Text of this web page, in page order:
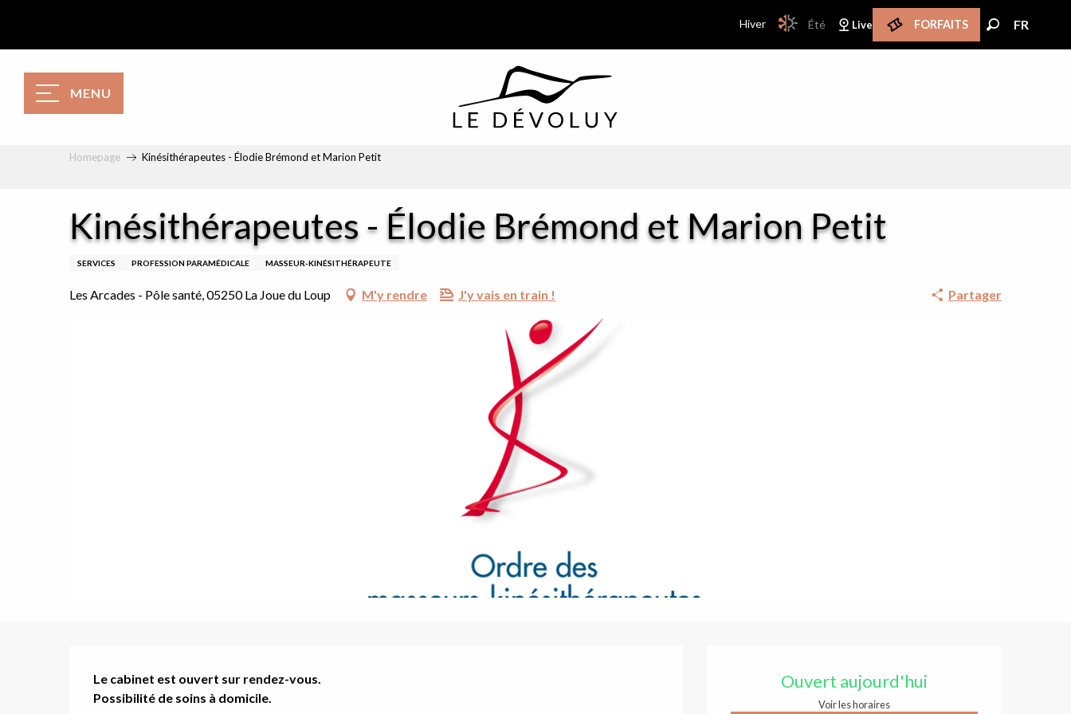
contenu
PAGE D’ACCUEIL ACTUELLE HIVER : PASSER EN MODE ÉTÉ
Hiver PAGE D’ACCUEIL ACTUELLE HIVER : PASSER EN
Été
FR
Live FORFAITS FR
MENU
Homepage Kinésithérapeutes - Élodie Brémond et Marion Petit
Kinésithérapeutes - Élodie Brémond et Marion Petit
SERVICES PROFESSION PARAMÉDICALE MASSEUR-KINÉSITHÉRAPEUTE
Les Arcades - Pôle santé, 05250 La Joue du Loup M'y rendre J'y vais en train ! Partager
Ouverture et coordonnées
Ouvert aujourd'hui
Voir les horaires
Description
Le cabinet est ouvert sur rendez-vous.
Possibilité de soins à domicile.